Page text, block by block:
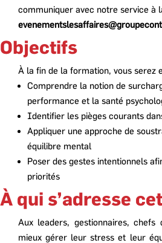
communiquer avec notre service à
Objectifs
À la fin de la formation, vous serez
Comprendre la notion de
performance et la santé
Identifier les pièges courants
Appliquer une approche de
équilibre mental
Poser des gestes intentionnels
priorités
À qui s’adresse
Aux leaders, gestionnaires, chefs
mieux gérer leur stress et leur